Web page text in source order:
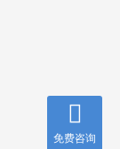
免费咨询